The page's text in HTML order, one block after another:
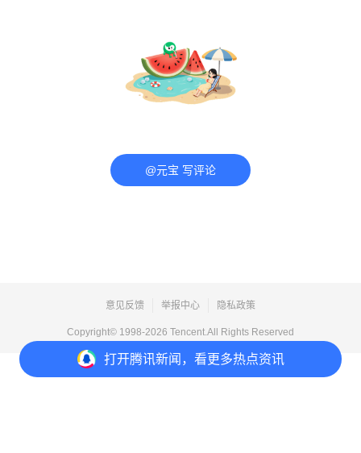
打开腾讯新闻，看更多热点资讯
@元宝 写评论
意见反馈 举报中心 隐私政策
Copyright© 1998-2026 Tencent.All Rights Reserved